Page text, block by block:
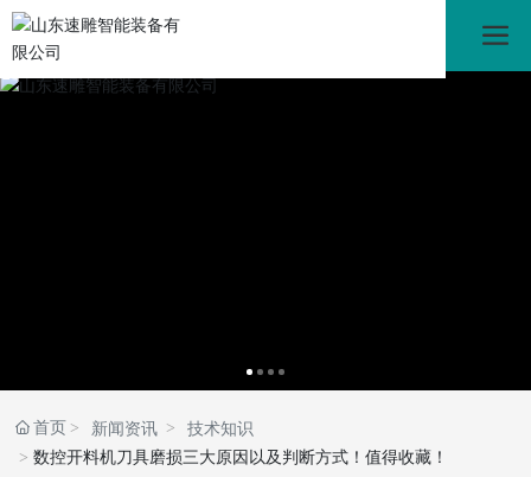
首页 新闻资讯
技术知识
数控开料机刀具磨损三大原因以及判断方式！值得收藏！